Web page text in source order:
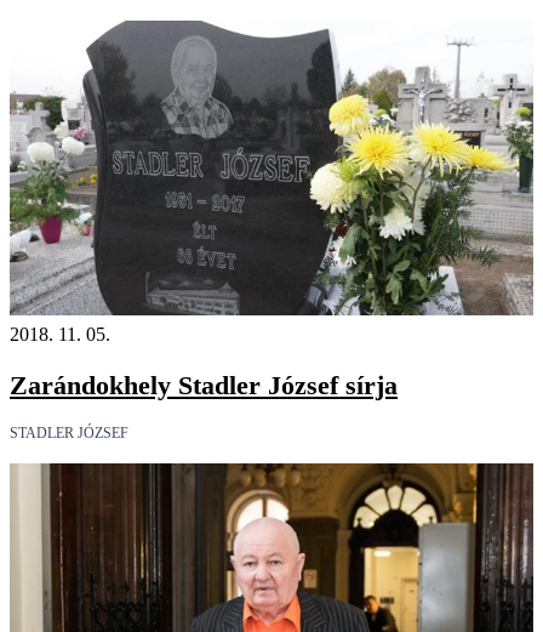
2018. 11. 05.
Zarándokhely Stadler József sírja
STADLER JÓZSEF